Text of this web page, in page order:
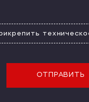
ОТПРАВИТЬ